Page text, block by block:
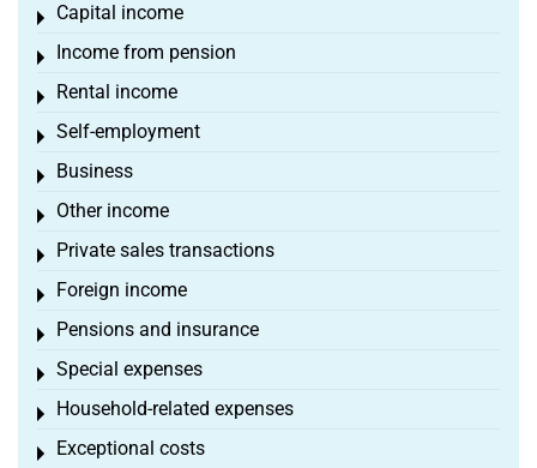
Capital income
Toggle menu
Income from pension
Toggle menu
Rental income
Toggle menu
Self-employment
Toggle menu
Business
Toggle menu
Other income
Toggle menu
Private sales transactions
Toggle menu
Foreign income
Toggle menu
Pensions and insurance
Toggle menu
Special expenses
Toggle menu
Household-related expenses
Toggle menu
Exceptional costs
Toggle menu